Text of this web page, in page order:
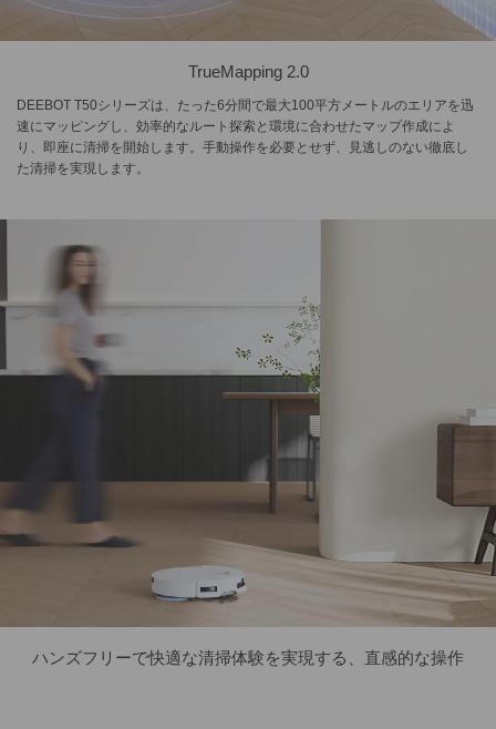
TrueMapping 2.0
DEEBOT T50シリーズは、たった6分間で最大100平方メートルのエリアを迅
速にマッピングし、効率的なルート探索と環境に合わせたマップ作成によ
り、即座に清掃を開始します。手動操作を必要とせず、見逃しのない徹底し
た清掃を実現します。
ハンズフリーで快適な清掃体験を実現する、直感的な操作